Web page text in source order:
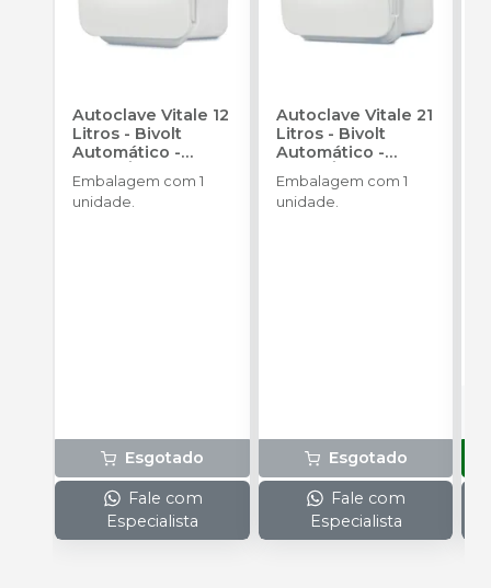
Autoclave Vitale 12
Litros - Bivolt
Automático -
CRISTÓFOLI
Embalagem com 1
unidade.
Esgotado
Fale com
Especialista
Autoclave Vitale 21
Litros - Bivolt
Automático -
CRISTÓFOLI
Embalagem com 1
unidade.
Esgotado
Fale com
Especialista